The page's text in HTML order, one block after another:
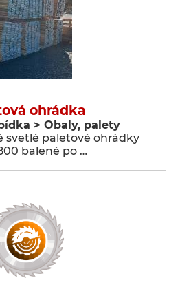
ohrádka
> Obaly, palety
svetlé paletové ohrádky
balené po …